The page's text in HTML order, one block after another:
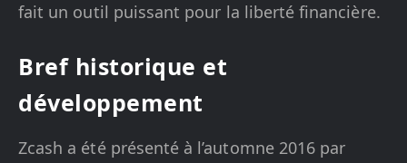
fait un outil puissant pour la liberté financière.
Bref historique et
développement
Zcash a été présenté à l’automne 2016 par